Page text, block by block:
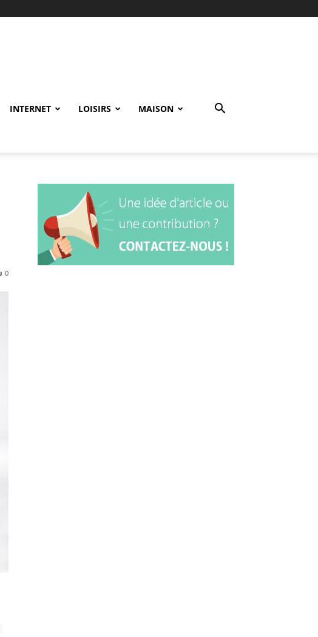
INTERNET LOISIRS MAISON
0